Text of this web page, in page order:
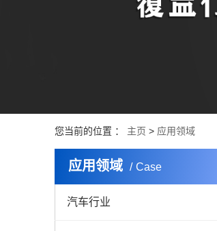
您当前的位置 ： 主页 > 应用领域
应用领域 Case
汽车行业